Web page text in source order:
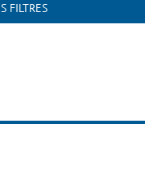
FILTRES